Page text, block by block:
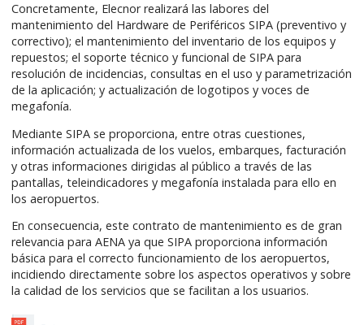
Concretamente, Elecnor realizará las labores del
mantenimiento del Hardware de Periféricos SIPA (preventivo y
correctivo); el mantenimiento del inventario de los equipos y
repuestos; el soporte técnico y funcional de SIPA para
resolución de incidencias, consultas en el uso y parametrización
de la aplicación; y actualización de logotipos y voces de
megafonía.
Mediante SIPA se proporciona, entre otras cuestiones,
información actualizada de los vuelos, embarques, facturación
y otras informaciones dirigidas al público a través de las
pantallas, teleindicadores y megafonía instalada para ello en
los aeropuertos.
En consecuencia, este contrato de mantenimiento es de gran
relevancia para AENA ya que SIPA proporciona información
básica para el correcto funcionamiento de los aeropuertos,
incidiendo directamente sobre los aspectos operativos y sobre
la calidad de los servicios que se facilitan a los usuarios.